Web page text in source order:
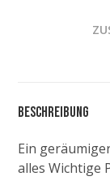
Beschreibung
Ein
alles Wichtige